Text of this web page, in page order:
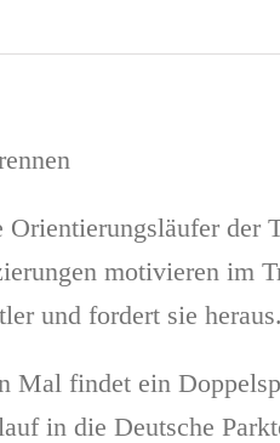
motivieren im
und fordert sie heraus.
Mal findet ein
in die Deutsche